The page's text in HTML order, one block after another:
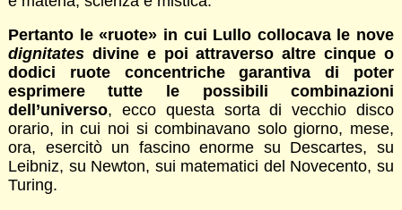
Pertanto le «ruote» in cui Lullo collocava le nove
dignitatesdivine e poi attraverso altre cinque o
dodici ruote concentriche garantiva di poter
esprimere tutte le possibili combinazioni
dell’universo, ecco questa sorta di vecchio disco
orario, in cui noi si combinavano solo giorno, mese,
ora, esercitò un fascino enorme su Descartes, su
Leibniz, su Newton, sui matematici del Novecento, su
Turing.